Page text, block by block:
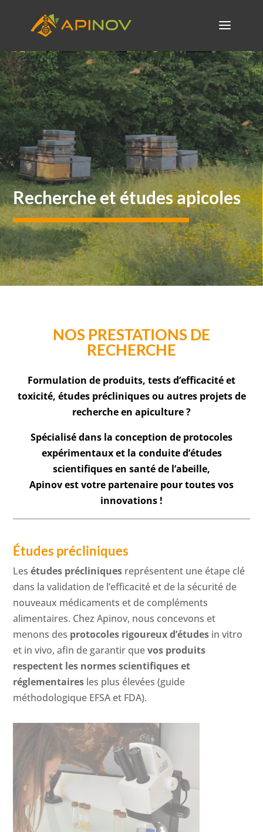
Recherche et études apicoles
NOS PRESTATIONS DE
RECHERCHE
Formulation de produits, tests d’efficacité et
toxicité, études précliniques ou autres projets de
recherche en apiculture ?
Spécialisé dans la conception de protocoles
expérimentaux et la conduite d’études
scientifiques en santé de l’abeille,
Apinov est votre partenaire pour toutes vos
innovations !
Études précliniques
Lesétudes précliniques représentent une étape clé
dans la validation de l’efficacité et de la sécurité de
nouveaux médicaments et de compléments
alimentaires. Chez Apinov, nous concevons et
menons des protocoles rigoureux d’études in vitro
et in vivo, afin de garantir quevos produits
respectent les normes scientifiques et
réglementaires les plus élevées (guide
méthodologique EFSA et FDA).